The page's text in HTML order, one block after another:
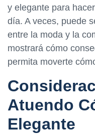
y elegante para
día. A veces, puede
entre la moda y la
mostrará cómo
permita moverte
Atuendo
Elegante